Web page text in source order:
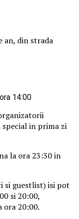
an, din strada
14:00
special in prima zi
la ora 23:30 in
si guestlist) isi pot
si 20:00,
ora 20:00.